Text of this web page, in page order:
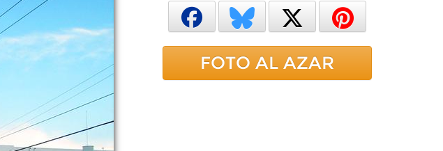
FOTO AL AZAR